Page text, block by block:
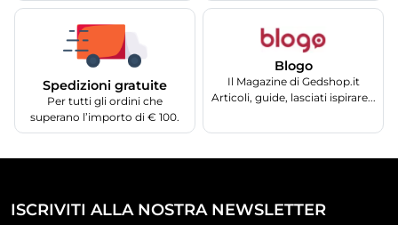
Spedizioni gratuite
Per tutti gli ordini che
superano l’importo di € 100.
Blogo
Il Magazine di Gedshop.it
Articoli, guide, lasciati ispirare...
ISCRIVITI ALLA NOSTRA NEWSLETTER